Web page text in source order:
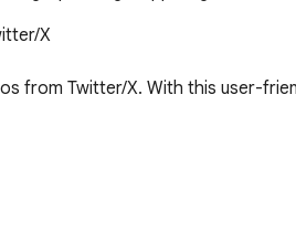
X
from Twitter/X. With this user-